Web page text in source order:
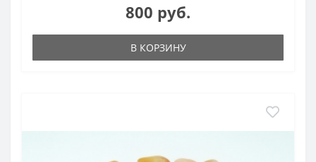
800 руб.
В КОРЗИНУ